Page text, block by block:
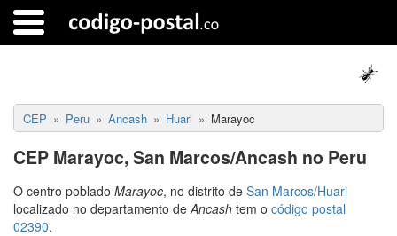
CEP Peru Ancash Huari Marayoc
CEP Marayoc, San Marcos/Ancash no Peru
O centro poblado Marayoc, no distrito de San Marcos/Huari
localizado no departamento de Ancash tem o código postal
02390.